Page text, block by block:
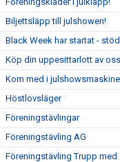
Biljettsläpp till julshowen!
Black Week har startat -
Köp din uppesittarlott av
Kom med i
Höstlovsläger
Föreningstävlingar
Föreningstävling AG
Föreningstävling Trupp